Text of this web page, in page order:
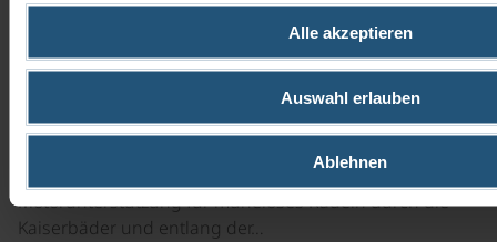
Alle akzeptieren
Auswahl erlauben
Ablehnen
ab€ 160,-
8 Gänge | 28"
Modernes 8-Gang-E-Bike mit komfortabler
Motorunterstützung für müheloses Radeln durch die
Kaiserbäder und entlang der…